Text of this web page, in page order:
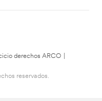
derechos ARCO
reservados.